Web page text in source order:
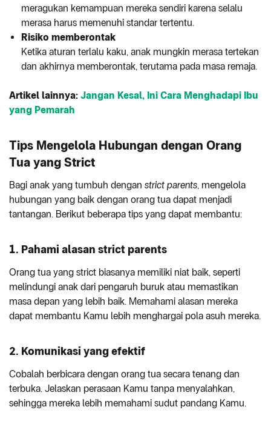
meragukan kemampuan mereka sendiri karena selalu
merasa harus memenuhi standar tertentu.
Risiko memberontak
Ketika aturan terlalu kaku, anak mungkin merasa tertekan
dan akhirnya memberontak, terutama pada masa remaja.
Artikel lainnya: Jangan Kesal, Ini Cara Menghadapi Ibu
yang Pemarah
Tips Mengelola Hubungan dengan Orang
Tua yang Strict
Bagi anak yang tumbuh dengan strict parents, mengelola
hubungan yang baik dengan orang tua dapat menjadi
tantangan. Berikut beberapa tips yang dapat membantu:
1. Pahami alasan strict parents
Orang tua yang strict biasanya memiliki niat baik, seperti
melindungi anak dari pengaruh buruk atau memastikan
masa depan yang lebih baik. Memahami alasan mereka
dapat membantu Kamu lebih menghargai pola asuh mereka.
2. Komunikasi yang efektif
Cobalah berbicara dengan orang tua secara tenang dan
terbuka. Jelaskan perasaan Kamu tanpa menyalahkan,
sehingga mereka lebih memahami sudut pandang Kamu.